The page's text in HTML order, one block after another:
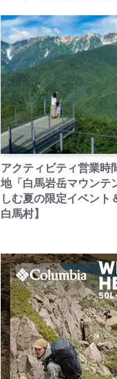
アクティビティ営業時
地「白馬岩岳マウンテ
しむ夏の限定イベント
白馬村】